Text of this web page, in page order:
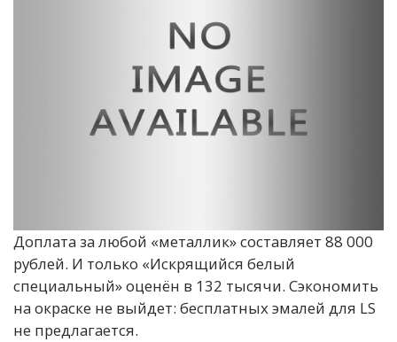
Доплата за любой «металлик» составляет 88 000
рублей. И только «Искрящийся белый
специальный» оценён в 132 тысячи. Сэкономить
на окраске не выйдет: бесплатных эмалей для LS
не предлагается.